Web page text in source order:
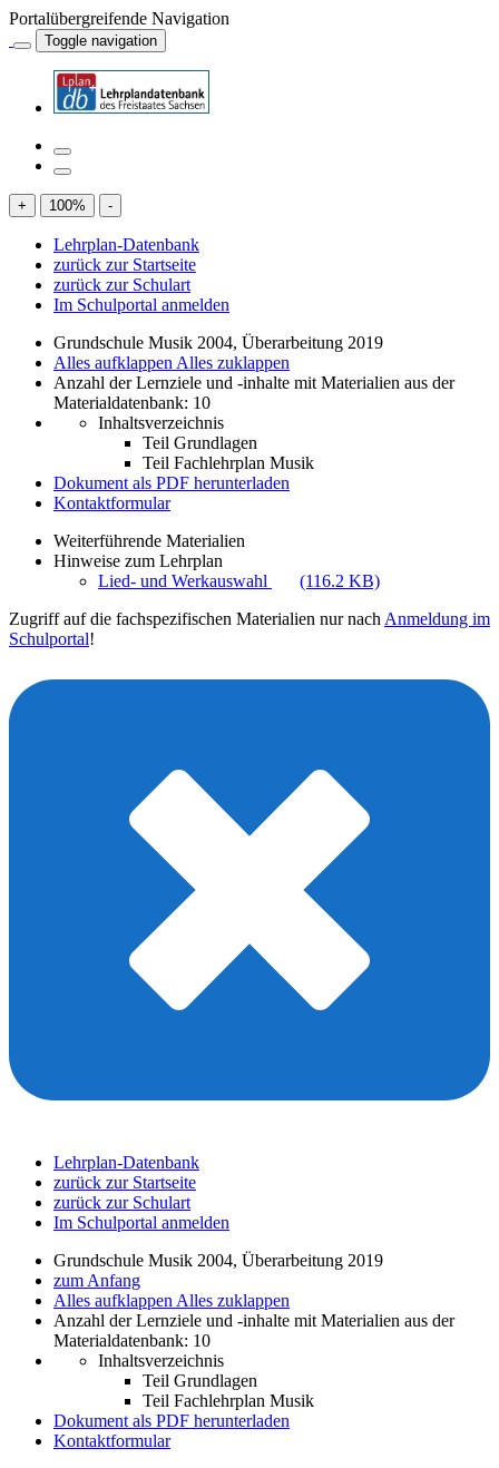
Portalübergreifende Navigation
Toggle navigation
+ 100% -
Lehrplan-Datenbank
zurück zur Startseite
zurück zur Schulart
Im Schulportal anmelden
Grundschule Musik 2004, Überarbeitung 2019
Alles aufklappen Alles zuklappen
Anzahl der Lernziele und -inhalte mit Materialien aus der
Materialdatenbank: 10
Inhaltsverzeichnis
Teil Grundlagen
Teil Fachlehrplan Musik
Dokument als PDF herunterladen
Kontaktformular
Weiterführende Materialien
Hinweise zum Lehrplan
Lied- und Werkauswahl
(116.2 KB)
Zugriff auf die fachspezifischen Materialien nur nach Anmeldung im
Schulportal!
Lehrplan-Datenbank
zurück zur Startseite
zurück zur Schulart
Im Schulportal anmelden
Grundschule Musik 2004, Überarbeitung 2019
zum Anfang
Alles aufklappen Alles zuklappen
Anzahl der Lernziele und -inhalte mit Materialien aus der
Materialdatenbank: 10
Inhaltsverzeichnis
Teil Grundlagen
Teil Fachlehrplan Musik
Dokument als PDF herunterladen
Kontaktformular